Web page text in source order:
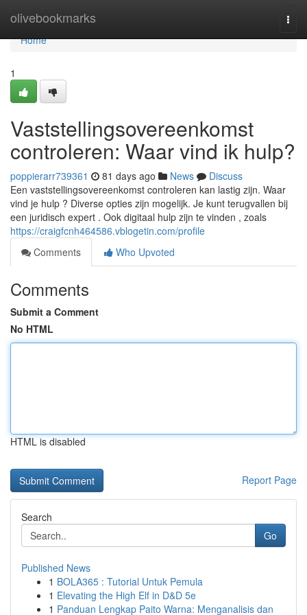
olivebookmarks
Home
Home
1
Vaststellingsovereenkomst
controleren: Waar vind ik hulp?
poppierarr739361 81 days ago News
Discuss
Een vaststellingsovereenkomst controleren kan lastig zijn. Waar
vind je hulp ? Diverse opties zijn mogelijk. Je kunt terugvallen bij
een juridisch expert . Ook digitaal hulp zijn te vinden , zoals
https://craigfcnh464586.vblogetin.com/profile
Comments
Who Upvoted
Comments
Submit a Comment
No HTML
HTML is disabled
Report Page
Search
Go
Published News
1 BOLA365 : Tutorial Untuk Pemula
1 Elevating the High Elf in D&D 5e
1 Panduan Lengkap Paito Warna: Menganalisis dan